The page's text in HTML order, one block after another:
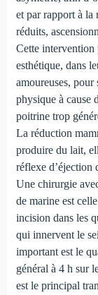
et par rapport à la
réduits,
Cette intervention
esthétique, dans
amoureuses, pour
physique à cause
poitrine trop
La réduction
produire du lait,
réflexe d’éjection
Une chirurgie
de marine est
incision dans les
qui innervent le
important est le
général à 4 h sur
est le principal